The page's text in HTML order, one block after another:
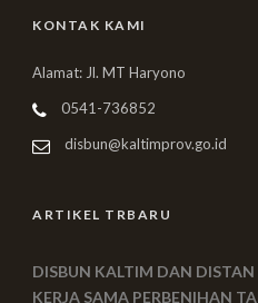
KONTAK KAMI
Alamat: Jl. MT Haryono
0541-736852
disbun@kaltimprov.go.id
ARTIKEL TRBARU
DISBUN KALTIM DAN DISTAN
KERJA SAMA PERBENIHAN